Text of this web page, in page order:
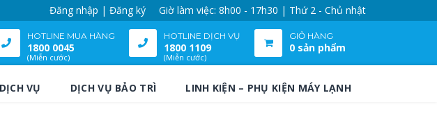
Đăng nhập | Đăng ký Giờ làm việc: 8h00 - 17h30 | Thứ 2 - Chủ nhật
HOTLINE MUA HÀNG
1800 0045
(Miễn cước)
HOTLINE DỊCH VỤ
1800 1109
(Miễn cước)
GIỎ HÀNG
0 sản phẩm
DỊCH VỤ DỊCH VỤ BẢO TRÌ LINH KIỆN – PHỤ KIỆN MÁY LẠNH